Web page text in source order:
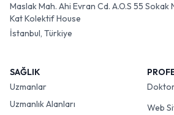
Maslak Mah. Ahi Evran Cd. A.O.S 55
Kat Kolektif House
İstanbul, Türkiye
SAĞLIK
Uzmanlar
Uzmanlık Alanları
Web